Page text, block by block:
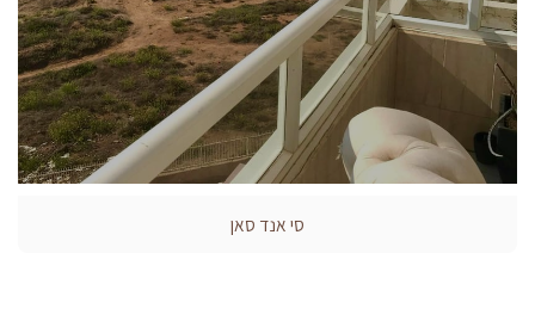
סי אנד סאן